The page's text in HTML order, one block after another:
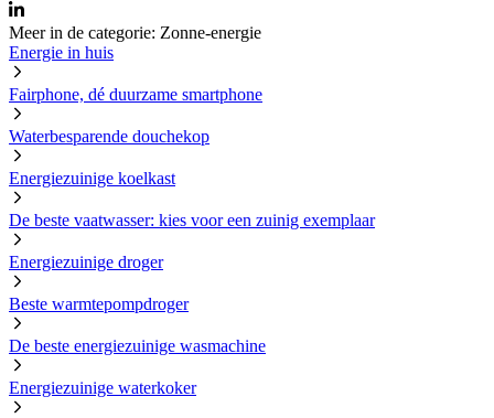
Meer in de categorie: Zonne-energie
Energie in huis
Fairphone, dé duurzame smartphone
Waterbesparende douchekop
Energiezuinige koelkast
De beste vaatwasser: kies voor een zuinig exemplaar
Energiezuinige droger
Beste warmtepompdroger
De beste energiezuinige wasmachine
Energiezuinige waterkoker